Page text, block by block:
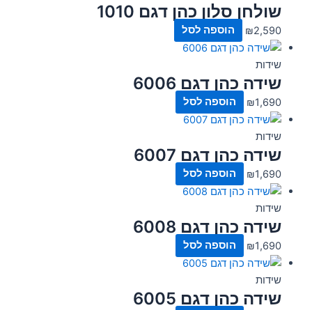
שולחן סלון כהן דגם 1010
₪2,590 הוספה לסל
שידות
שידה כהן דגם 6006
₪1,690 הוספה לסל
שידות
שידה כהן דגם 6007
₪1,690 הוספה לסל
שידות
שידה כהן דגם 6008
₪1,690 הוספה לסל
שידות
שידה כהן דגם 6005